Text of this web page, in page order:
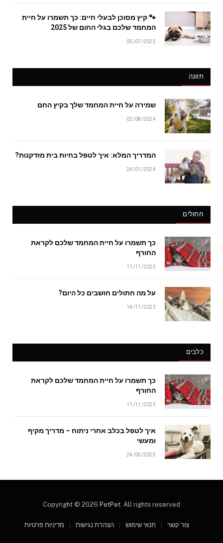
🐾 קיץ מסוכן לבעלי חיים: כך תשמרו על חיית
המחמד שלכם בגלי החום של 2025
05/07/2025
תזונה
שמירה על חיית המחמד שלך בקיץ החם
02/08/2024
המדריך המלא: איך לטפל בחיות בית מזדקנות?
24/01/2024
חתולים
כך תשמרו על חיית המחמד שלכם לקראת
החורף
11/11/2025
על מה חתולים חושבים כל היום?
14/11/2023
כלבים
כך תשמרו על חיית המחמד שלכם לקראת
החורף
11/11/2025
איך לטפל בכלב אחרי ניתוח – מדריך מקיף
ומעשי
24/05/2025
Copyright © 2026 PetPet . All rights reserved
צור קשר תנאי שימוש הצהרת נגישות מדיניות פרטיות